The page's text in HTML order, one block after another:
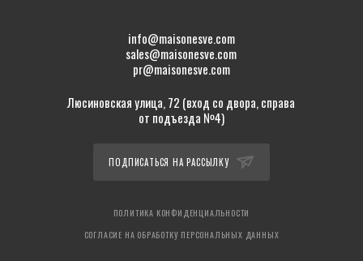
info@maisonesve.com
sales@maisonesve.com
pr@maisonesve.com
Люсиновская улица, 72 (вход со двора, справа
от подъезда №4)
ПОДПИСАТЬСЯ НА РАССЫЛКУ
ПОЛИТИКА КОНФИДЕНЦИАЛЬНОСТИ
СОГЛАСИЕ НА ОБРАБОТКУ ПЕРСОНАЛЬНЫХ ДАННЫХ